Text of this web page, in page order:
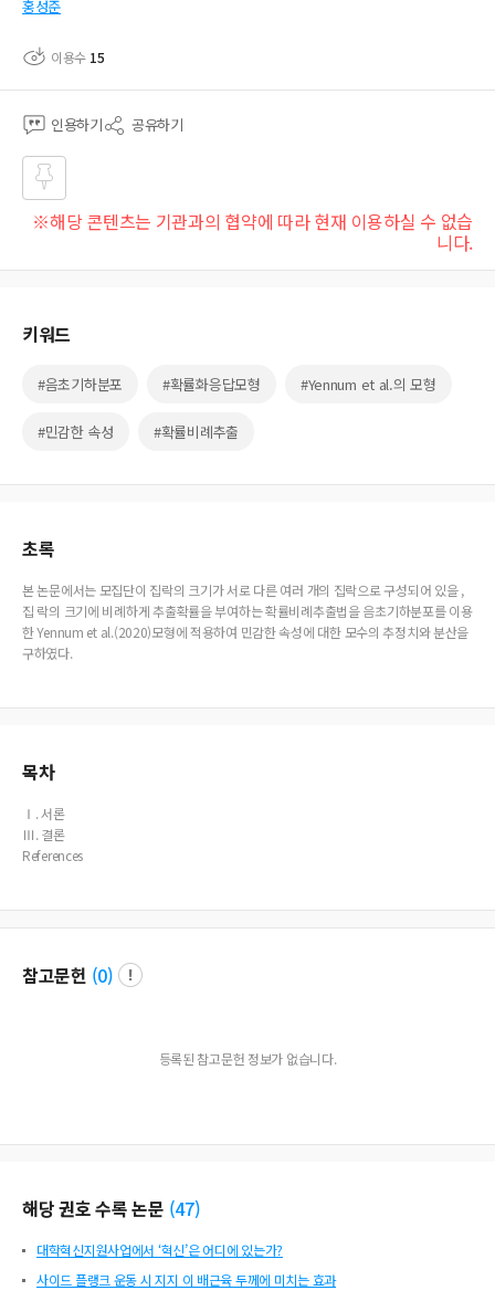
홍성준
이용수 15
인용하기 공유하기
즐겨
찾기
※해당 콘텐츠는 기관과의 협약에 따라 현재 이용하실 수 없습
니다.
키워드
#음초기하분포 #확률화응답모형 #Yennum et al.의 모형
#민감한 속성 #확률비례추출
초록
본 논문에서는 모집단이 집락의 크기가 서로 다른 여러 개의 집락으로 구성되어 있을 ,
집 락의 크기에 비례하게 추출확률을 부여하는 확률비례추출법을 음초기하분포를 이용
한 Yennum et al.(2020)모형에 적용하여 민감한 속성에 대한 모수의 추정치와 분산을
구하였다.
목차
Ⅰ. 서론
Ⅲ. 결론
References
참고문헌 (0)
등록된 참고문헌 정보가 없습니다.
해당 권호 수록 논문 (47)
대학혁신지원사업에서 ‘혁신’은 어디에 있는가?
사이드 플랭크 운동 시 지지 이 배근육 두께에 미치는 효과